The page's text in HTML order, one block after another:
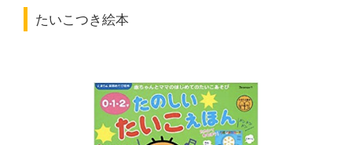
たいこつき絵本